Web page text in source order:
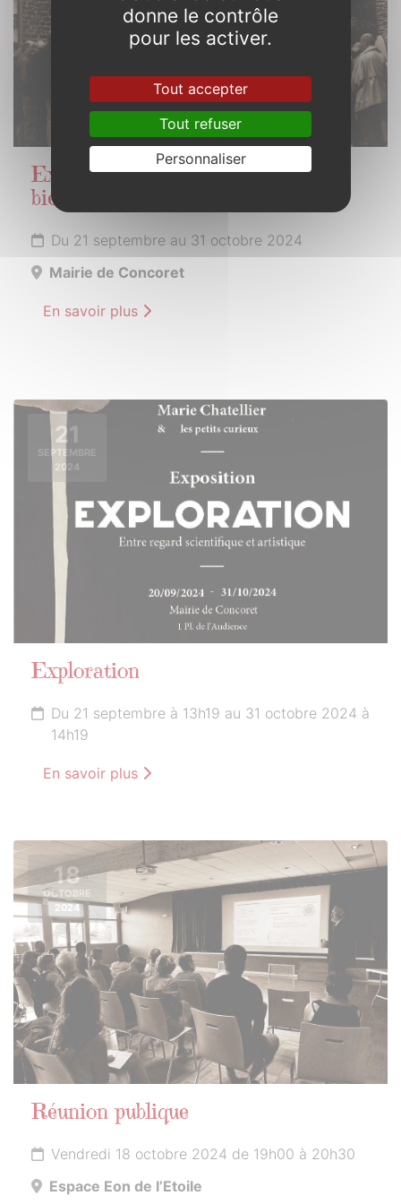
Exposition Bien comprendre pour
bien restaurer
Du 21 septembre au 31 octobre 2024
Mairie de Concoret
En savoir plus
21
SEPTEMBRE
2024
Exploration
Du 21 septembre à 13h19 au 31 octobre 2024 à
14h19
En savoir plus
18
OCTOBRE
2024
Réunion publique
Vendredi 18 octobre 2024 de 19h00 à 20h30
Espace Eon de l’Etoile
donne le contrôle
pour les activer.
Tout accepter
Tout refuser
Personnaliser